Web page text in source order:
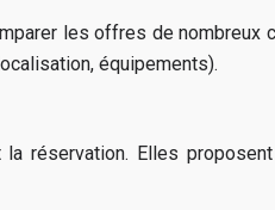
les offres de
équipements).
réservation. Elles